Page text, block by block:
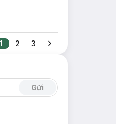
1 2 3
Gửi